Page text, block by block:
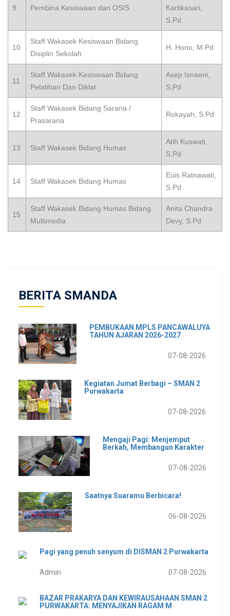
9 Pembina Kesiswaan dan OSIS
Kartikasari,
S.Pd
10
Staff Wakasek Kesiswaan Bidang
Disiplin Sekolah
H. Hono, M.Pd
11
Staff Wakasek Kesiswaan Bidang
Pelatihan Dan Diklat
Asep Isnaeni,
S,Pd
12
Staff Wakasek Bidang Sarana /
Prasarana
Rokayah, S.Pd
13 Staff Wakasek Bidang Humas
Atih Kuswati,
S.Pd
14 Staff Wakasek Bidang Humas
Euis Ratnawati,
S.Pd
15
Staff Wakasek Bidang Humas Bidang
Multimedia
Anita Chandra
Devy, S.Pd
BERITA SMANDA
PEMBUKAAN MPLS PANCAWALUYA
TAHUN AJARAN 2026-2027
07-08-2026
Kegiatan Jumat Berbagi – SMAN 2
Purwakarta
07-08-2026
Mengaji Pagi: Menjemput
Berkah, Membangun Karakter
07-08-2026
Saatnya Suaramu Berbicara!
06-08-2026
Pagi yang penuh senyum di DISMAN 2 Purwakarta
Admin 07-08-2026
BAZAR PRAKARYA DAN KEWIRAUSAHAAN SMAN 2
PURWAKARTA: MENYAJIKAN RAGAM M